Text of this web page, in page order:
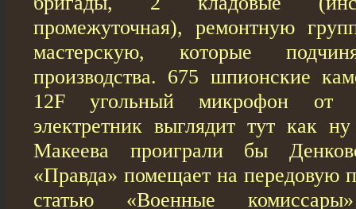
промежуточная), ремонтную
мастерскую, которые
производства. 675 шпионские
12F угольный микрофон от
электретник выглядит тут как
Макеева проиграли бы
«Правда» помещает на передовую
статью «Военные